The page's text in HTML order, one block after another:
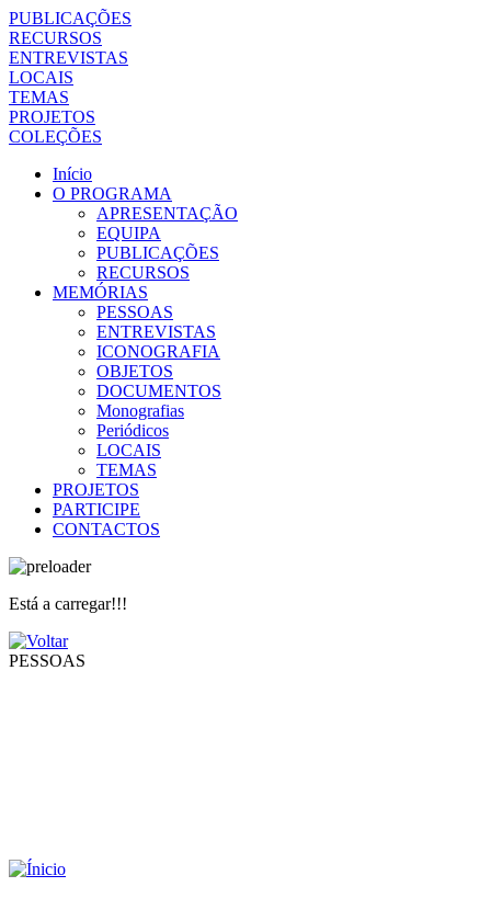
PUBLICAÇÕES
RECURSOS
ENTREVISTAS
LOCAIS
TEMAS
PROJETOS
COLEÇÕES
Início
O PROGRAMA
APRESENTAÇÃO
EQUIPA
PUBLICAÇÕES
RECURSOS
MEMÓRIAS
PESSOAS
ENTREVISTAS
ICONOGRAFIA
OBJETOS
DOCUMENTOS
Monografias
Periódicos
LOCAIS
TEMAS
PROJETOS
PARTICIPE
CONTACTOS
Está a carregar!!!
PESSOAS